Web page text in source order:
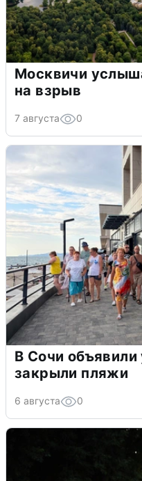
Москвичи
на взрыв
7 августа 0
В Сочи
закрыли пляжи
6 августа 0